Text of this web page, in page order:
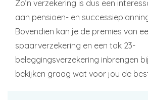
Zo’n verzekering is dus een
aan pensioen- en
Bovendien kan je de premies van
spaarverzekering en een tak 23-
beleggingsverzekering inbrengen
bekijken graag wat voor jou de